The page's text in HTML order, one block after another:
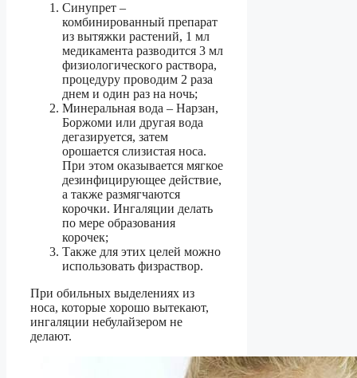
Синупрет –
комбинированный препарат
из вытяжки растений, 1 мл
медикамента разводится 3 мл
физиологического раствора,
процедуру проводим 2 раза
днем и один раз на ночь;
Минеральная вода – Нарзан,
Боржоми или другая вода
дегазируется, затем
орошается слизистая носа.
При этом оказывается мягкое
дезинфицирующее действие,
а также размягчаются
корочки. Ингаляции делать
по мере образования
корочек;
Также для этих целей можно
использовать физраствор.
При обильных выделениях из
носа, которые хорошо вытекают,
ингаляции небулайзером не
делают.